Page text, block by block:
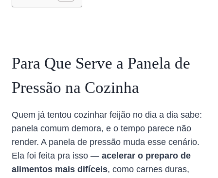
Para Que Serve a Panela de
Pressão na Cozinha
Quem já tentou cozinhar feijão no dia a dia sabe:
panela comum demora, e o tempo parece não
render. A panela de pressão muda esse cenário.
Ela foi feita pra isso — acelerar o preparo de
alimentos mais difíceis, como carnes duras,